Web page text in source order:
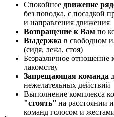
Спокойное движение
без поводка, с посадкой
и направления движения
Возвращение к Вам по
Выдержка в свободном
(сидя, лежа, стоя)
Безразличное отношение
лакомству
Запрещающая команда
нежелательных действий
Выполнение комплекса
"стоять" на расстоянии
команд голосом и жестами